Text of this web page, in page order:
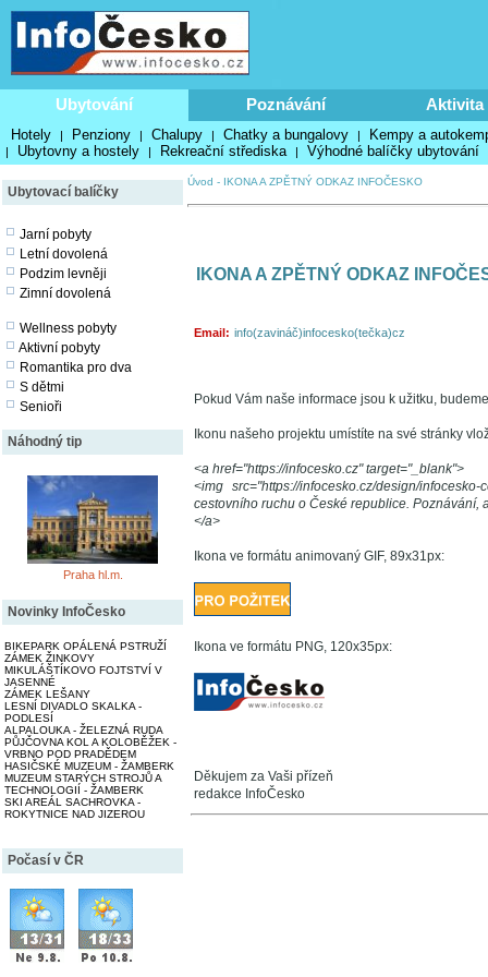
Ubytování Poznávání Aktivita
Hotely | Penziony | Chalupy | Chatky a bungalovy | Kempy a
| Ubytovny a hostely | Rekreační střediska | Výhodné balíčky ubytování
Ubytovací balíčky
Jarní pobyty
Letní dovolená
Podzim levněji
Zimní dovolená
Wellness pobyty
Aktivní pobyty
Romantika pro dva
S dětmi
Senioři
Náhodný tip
Praha hl.m.
Novinky InfoČesko
BIKEPARK OPÁLENÁ PSTRUŽÍ
ZÁMEK ŽINKOVY
MIKULÁŠTÍKOVO FOJTSTVÍ V
JASENNÉ
ZÁMEK LEŠANY
LESNÍ DIVADLO SKALKA -
PODLESÍ
ALPALOUKA - ŽELEZNÁ RUDA
PŮJČOVNA KOL A KOLOBĚŽEK -
VRBNO POD PRADĚDEM
HASIČSKÉ MUZEUM - ŽAMBERK
MUZEUM STARÝCH STROJŮ A
TECHNOLOGIÍ - ŽAMBERK
SKI AREÁL SACHROVKA -
ROKYTNICE NAD JIZEROU
Počasí v ČR
Úvod - IKONA A ZPĚTNÝ ODKAZ INFOČESKO
IKONA A ZPĚTNÝ ODKAZ
Email: info(zavináč)infocesko(tečka)cz
Pokud Vám naše informace jsou k užitku,
Ikonu našeho projektu umístíte na své stránky
<a href="https://infocesko.cz" target="_blank">
<img src="https://infocesko.cz/design/
cestovního ruchu o České republice. Poznávání,
</a>
Ikona ve formátu animovaný GIF, 89x31px:
Ikona ve formátu PNG, 120x35px:
Děkujem za Vaši přízeň
redakce InfoČesko